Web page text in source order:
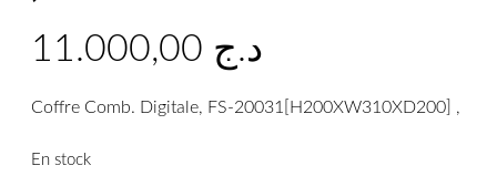
د.ج
Coffre Comb. Digitale, FS-20031[H200XW310XD200] ,
En stock